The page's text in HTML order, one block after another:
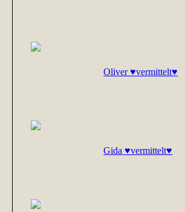
Oliver ♥vermittelt♥
Gida ♥vermittelt♥